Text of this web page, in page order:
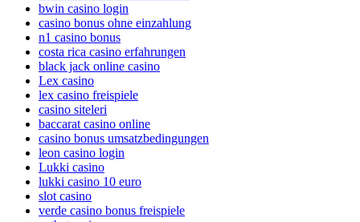
bwin casino login
casino bonus ohne einzahlung
n1 casino bonus
costa rica casino erfahrungen
black jack online casino
Lex casino
lex casino freispiele
casino siteleri
baccarat casino online
casino bonus umsatzbedingungen
leon casino login
Lukki casino
lukki casino 10 euro
slot casino
verde casino bonus freispiele